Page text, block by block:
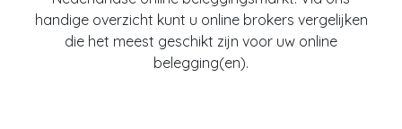
handige overzicht kunt u online brokers vergelijken
die het meest geschikt zijn voor uw online
belegging(en).